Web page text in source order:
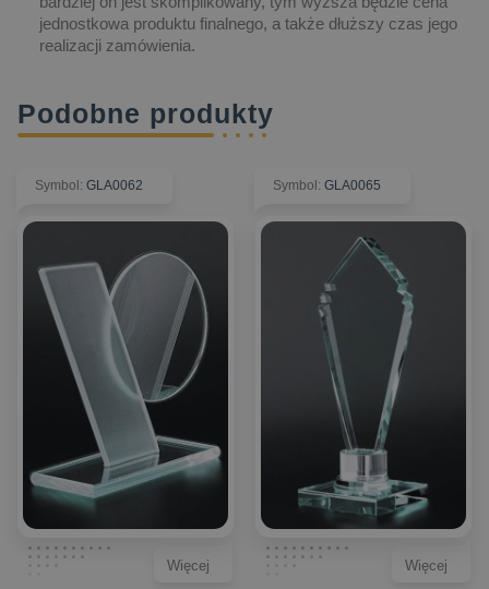
jednostkowa produktu finalnego, a także dłuższy czas jego
realizacji zamówienia.
Podobne produkty
Symbol: GLA0062
Więcej
Symbol: GLA0065
Więcej